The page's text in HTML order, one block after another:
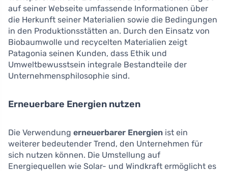
auf seiner Webseite umfassende Informationen über
die Herkunft seiner Materialien sowie die Bedingungen
in den Produktionsstätten an. Durch den Einsatz von
Biobaumwolle und recycelten Materialien zeigt
Patagonia seinen Kunden, dass Ethik und
Umweltbewusstsein integrale Bestandteile der
Unternehmensphilosophie sind.
Erneuerbare Energien nutzen
Die Verwendung erneuerbarer Energien ist ein
weiterer bedeutender Trend, den Unternehmen für
sich nutzen können. Die Umstellung auf
Energiequellen wie Solar- und Windkraft ermöglicht es